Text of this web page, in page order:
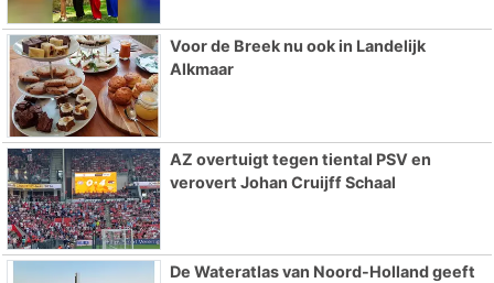
Voor de Breek nu ook in Landelijk
Alkmaar
AZ overtuigt tegen tiental PSV en
verovert Johan Cruijff Schaal
De Wateratlas van Noord-Holland geeft